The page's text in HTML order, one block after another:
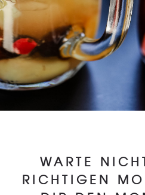
WARTE
RICHTIGEN